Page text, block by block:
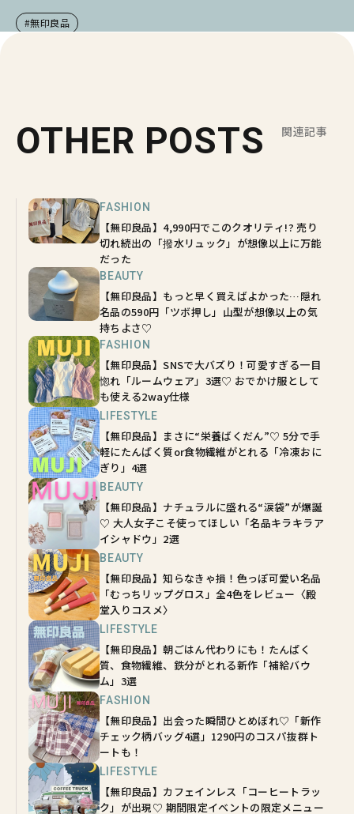
#無印良品
OTHER POSTS 関連記事
FASHION
【無印良品】4,990円でこのクオリティ!? 売り
切れ続出の「撥水リュック」が想像以上に万能
だった
BEAUTY
【無印良品】もっと早く買えばよかった…隠れ
名品の590円「ツボ押し」山型が想像以上の気
持ちよさ♡
FASHION
【無印良品】SNSで大バズり！可愛すぎる一目
惚れ「ルームウェア」3選♡ おでかけ服として
も使える2way仕様
LIFESTYLE
【無印良品】まさに“栄養ばくだん”♡ 5分で手
軽にたんぱく質or食物繊維がとれる「冷凍おに
ぎり」4選
BEAUTY
【無印良品】ナチュラルに盛れる“涙袋”が爆誕
♡ 大人女子こそ使ってほしい「名品キラキラア
イシャドウ」2選
BEAUTY
【無印良品】知らなきゃ損！色っぽ可愛い名品
「むっちリップグロス」全4色をレビュー〈殿
堂入りコスメ〉
LIFESTYLE
【無印良品】朝ごはん代わりにも！たんぱく
質、食物繊維、鉄分がとれる新作「補給バウ
ム」3選
FASHION
【無印良品】出会った瞬間ひとめぼれ♡「新作
チェック柄バッグ4選」1290円のコスパ抜群ト
ートも！
LIFESTYLE
【無印良品】カフェインレス「コーヒートラッ
ク」が出現♡ 期間限定イベントの限定メニュー